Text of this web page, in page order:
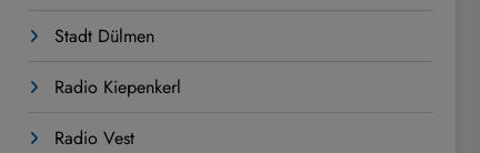
Stadt Dülmen
Radio Kiepenkerl
Radio Vest